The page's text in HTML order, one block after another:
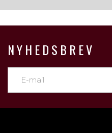
NYHEDSBREV